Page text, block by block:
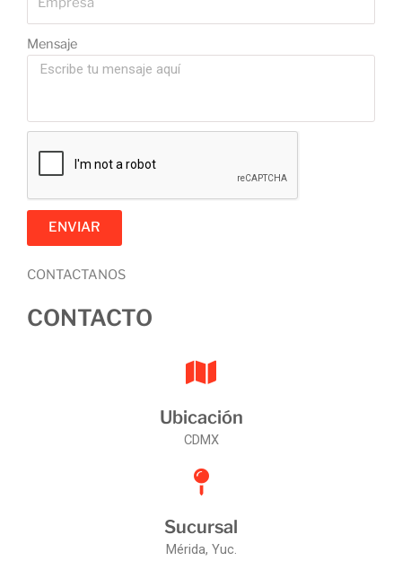
Mensaje
ENVIAR
CONTACTANOS
CONTACTO
Ubicación
CDMX
Sucursal
Mérida, Yuc.